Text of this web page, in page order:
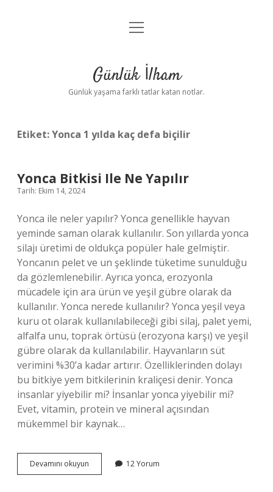
Anasayfa
Yasal Uyarı
menüyü
Günlük İlham
Günlük yaşama farklı tatlar katan notlar.
Etiket:Yonca 1 yılda kaç defa biçilir
Yonca Bitkisi Ile Ne Yapılır
Tarih: Ekim 14, 2024
Yonca ile neler yapılır? Yonca genellikle hayvan
yeminde saman olarak kullanılır. Son yıllarda yonca
silajı üretimi de oldukça popüler hale gelmiştir.
Yoncanın pelet ve un şeklinde tüketime sunulduğu
da gözlemlenebilir. Ayrıca yonca, erozyonla
mücadele için ara ürün ve yeşil gübre olarak da
kullanılır. Yonca nerede kullanılır? Yonca yeşil veya
kuru ot olarak kullanılabileceği gibi silaj, palet yemi,
alfalfa unu, toprak örtüsü (erozyona karşı) ve yeşil
gübre olarak da kullanılabilir. Hayvanların süt
verimini %30’a kadar artırır. Özelliklerinden dolayı
bu bitkiye yem bitkilerinin kraliçesi denir. Yonca
insanlar yiyebilir mi? İnsanlar yonca yiyebilir mi?
Evet, vitamin, protein ve mineral açısından
mükemmel bir kaynak…
Devamını okuyun
Bitkisi
12 Yorum